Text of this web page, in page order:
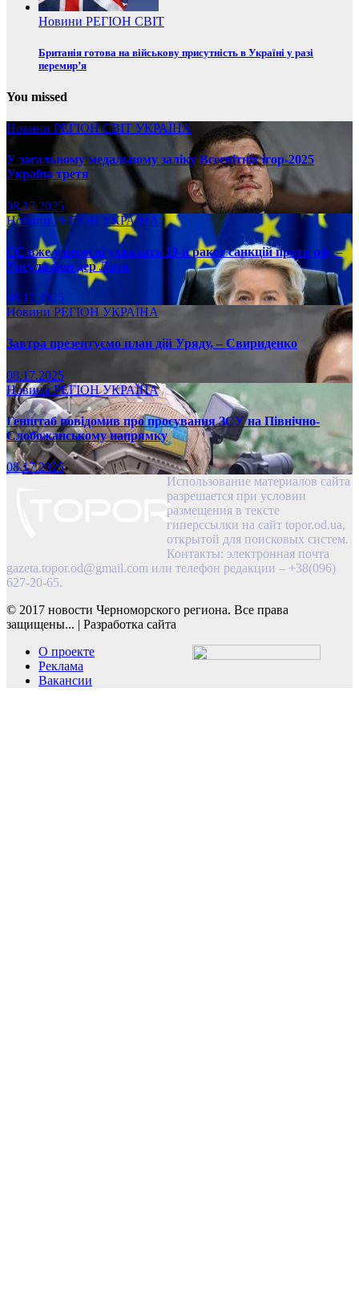
Новини РЕГІОН СВІТ
Британія готова на військову присутність в Україні у разі
перемир’я
You missed
Новини РЕГІОНСВІТ УКРАЇНА
У загальному медальному заліку Всесвітніх ігор-2025
Україна третя
08.17.2025
НовиниРЕГІОН УКРАЇНА
ЄС вже у вересні ухвалить 19-й ракет санкцій проти рф, –
Урсула фон дер Ляєн
08.17.2025
Новини РЕГІОН УКРАЇНА
Завтра презентуємо план дій Уряду, – Свириденко
08.17.2025
НовиниРЕГІОНУКРАЇНА
Генштаб повідомив про просування ЗСУ на Північно-
Слобожанському напрямку
08.17.2025
Использование материалов сайта
разрешается при условии
размещения в тексте
гиперссылки на сайт topor.od.ua,
открытой для поисковых систем.
Контакты: электронная почта
gazeta.topor.od@gmail.com или телефон редакции – +38(096)
627-20-65.
© 2017 новости Черноморского региона. Все права
защищены... | Разработка сайта
О проекте
Реклама
Вакансии